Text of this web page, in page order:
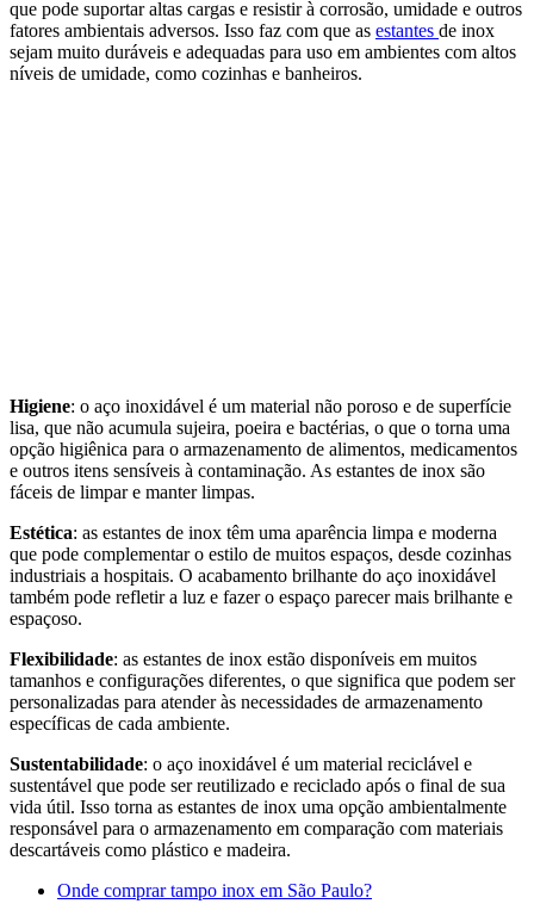
que pode suportar altas cargas e resistir à corrosão, umidade e outros
fatores ambientais adversos. Isso faz com que as estantes de inox
sejam muito duráveis e adequadas para uso em ambientes com altos
níveis de umidade, como cozinhas e banheiros.
Higiene: o aço inoxidável é um material não poroso e de superfície
lisa, que não acumula sujeira, poeira e bactérias, o que o torna uma
opção higiênica para o armazenamento de alimentos, medicamentos
e outros itens sensíveis à contaminação. As estantes de inox são
fáceis de limpar e manter limpas.
Estética: as estantes de inox têm uma aparência limpa e moderna
que pode complementar o estilo de muitos espaços, desde cozinhas
industriais a hospitais. O acabamento brilhante do aço inoxidável
também pode refletir a luz e fazer o espaço parecer mais brilhante e
espaçoso.
Flexibilidade: as estantes de inox estão disponíveis em muitos
tamanhos e configurações diferentes, o que significa que podem ser
personalizadas para atender às necessidades de armazenamento
específicas de cada ambiente.
Sustentabilidade: o aço inoxidável é um material reciclável e
sustentável que pode ser reutilizado e reciclado após o final de sua
vida útil. Isso torna as estantes de inox uma opção ambientalmente
responsável para o armazenamento em comparação com materiais
descartáveis como plástico e madeira.
Onde comprar tampo inox em São Paulo?